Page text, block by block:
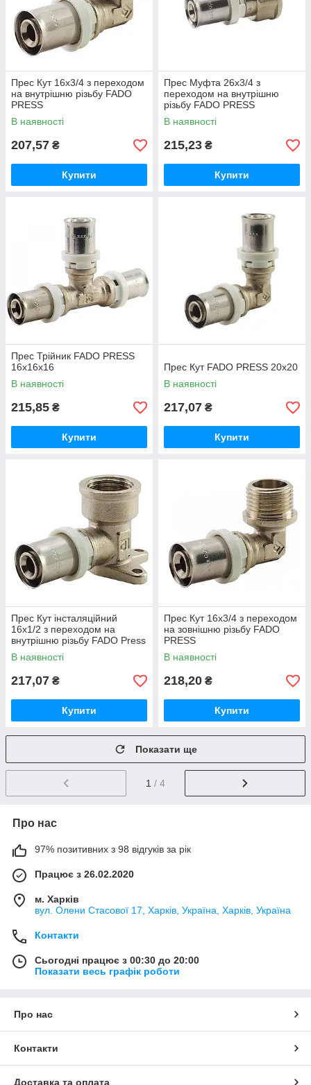
Прес Кут 16х3/4 з переходом
на внутрішню різьбу FADO
PRESS
В наявності
207,57 ₴
Купити
Прес Муфта 26x3/4 з
переходом на внутрішню
різьбу FADO PRESS
В наявності
215,23 ₴
Купити
Прес Трійник FADO PRESS
16х16х16
В наявності
215,85 ₴
Купити
Прес Кут FADO PRESS 20х20
В наявності
217,07 ₴
Купити
Прес Кут інсталяційний
16х1/2 з переходом на
внутрішню різьбу FADO Press
В наявності
217,07 ₴
Купити
Прес Кут 16х3/4 з переходом
на зовнішню різьбу FADO
PRESS
В наявності
218,20 ₴
Купити
Показати ще
1 / 4
Про нас
97% позитивних з 98 відгуків за рік
Працює з 26.02.2020
м. Харків
вул. Олени Стасової 17, Харків, Україна, Харків, Україна
Контакти
Сьогодні працює з 00:30 до 20:00
Показати весь графік роботи
Про нас
Контакти
Доставка та оплата